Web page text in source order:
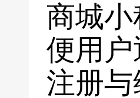
商城
便用
注册